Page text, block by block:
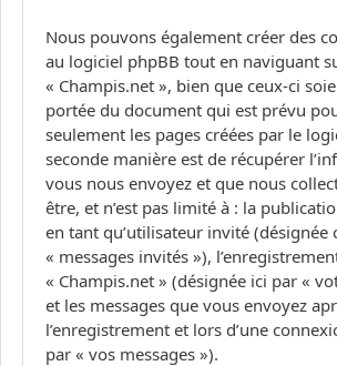
Nous pouvons également créer des
au logiciel phpBB tout en naviguant
« Champis.net », bien que ceux-ci
portée du document qui est prévu
seulement les pages créées par le
seconde manière est de récupérer
vous nous envoyez et que nous
être, et n’est pas limité à : la
en tant qu’utilisateur invité (désignée
« messages invités »),
« Champis.net » (désignée ici par «
et les messages que vous envoyez
l’enregistrement et lors d’une
par « vos messages »).